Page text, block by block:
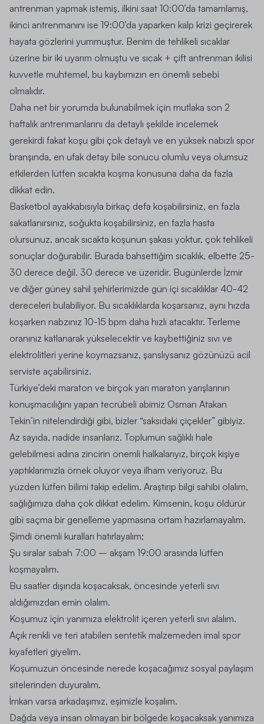
antrenman yapmak istemiş, ilkini saat 10:00’da tamamlamış,
ikinci antrenmanını ise 19:00’da yaparken kalp krizi geçirerek
hayata gözlerini yummuştur. Benim de tehlikeli sıcaklar
üzerine bir iki uyarım olmuştu ve sıcak + çift antrenman ikilisi
kuvvetle muhtemel, bu kaybımızın en önemli sebebi
olmalıdır.
Daha net bir yorumda bulunabilmek için mutlaka son 2
haftalık antrenmanlarını da detaylı şekilde incelemek
gerekirdi fakat koşu gibi çok detaylı ve en yüksek nabızlı spor
branşında, en ufak detay bile sonucu olumlu veya olumsuz
etkilerden lütfen sıcakta koşma konusuna daha da fazla
dikkat edin.
Basketbol ayakkabısıyla birkaç defa koşabilirsiniz, en fazla
sakatlanırsınız, soğukta koşabilirsiniz, en fazla hasta
olursunuz, ancak sıcakta koşunun şakası yoktur, çok tehlikeli
sonuçlar doğurabilir. Burada bahsettiğim sıcaklık, elbette 25-
30 derece değil. 30 derece ve üzeridir. Bugünlerde İzmir
ve diğer güney sahil şehirlerimizde gün içi sıcaklıklar 40-42
dereceleri bulabiliyor. Bu sıcaklıklarda koşarsanız, aynı hızda
koşarken nabzınız 10-15 bpm daha hızlı atacaktır. Terleme
oranınız katlanarak yükselecektir ve kaybettiğiniz sıvı ve
elektrolitleri yerine koymazsanız, şanslıysanız gözünüzü acil
serviste açabilirsiniz.
Türkiye’deki maraton ve birçok yarı maraton yarışlarının
konuşmacılığını yapan tecrübeli abimiz Osman Atakan
Tekin’in nitelendirdiği gibi, bizler “saksıdaki çiçekler” gibiyiz.
Az sayıda, nadide insanlarız. Toplumun sağlıklı hale
gelebilmesi adına zincirin önemli halkalarıyız, birçok kişiye
yaptıklarımızla örnek oluyor veya ilham veriyoruz. Bu
yüzden lütfen bilimi takip edelim. Araştırıp bilgi sahibi olalım,
sağlığımıza daha çok dikkat edelim. Kimsenin, koşu öldürür
gibi saçma bir genelleme yapmasına ortam hazırlamayalım.
Şimdi önemli kuralları hatırlayalım;
Şu sıralar sabah 7:00 – akşam 19:00 arasında lütfen
koşmayalım.
Bu saatler dışında koşacaksak, öncesinde yeterli sıvı
aldığımızdan emin olalım.
Koşumuz için yanımıza elektrolit içeren yeterli sıvı alalım.
Açık renkli ve teri atabilen sentetik malzemeden imal spor
kıyafetleri giyelim.
Koşumuzun öncesinde nerede koşacağımız sosyal paylaşım
sitelerinden duyuralım.
İmkan varsa arkadaşımız, eşimizle koşalım.
Dağda veya insan olmayan bir bölgede koşacaksak yanımıza